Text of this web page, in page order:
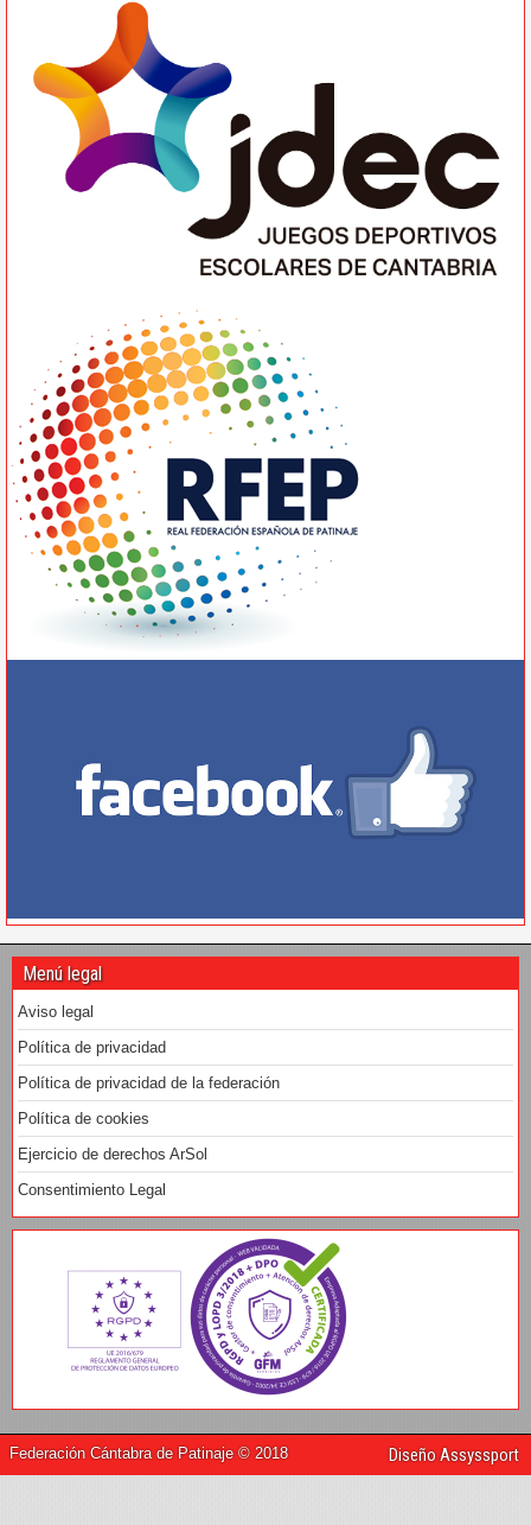
Menú legal
Aviso legal
Política de privacidad
Política de privacidad de la federación
Política de cookies
Ejercicio de derechos ArSol
Consentimiento Legal
Federación Cántabra de Patinaje © 2018 Diseño Assyssport